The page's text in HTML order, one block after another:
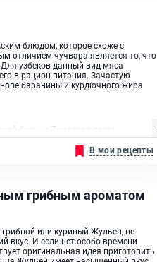
блюдом, которое схоже с
отличием чучвара является то, что
Для узбеков данный вид мяса
в рацион питания. Зачастую
баранины и курдючного жира
бульон, Томатная паста,
В мои рецепты
грибным ароматом
или куриный Жульен, не
вкус. И если нет особо времени
оригинальная идея приготовить